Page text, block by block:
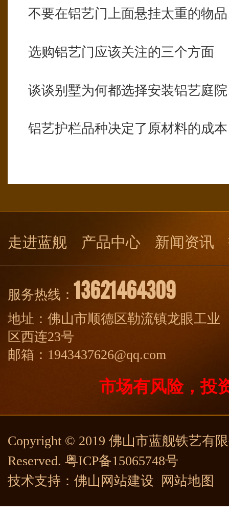
不要在铝艺门上面悬挂太重的物
选购铝艺门应该关注的三个方面
谈谈别墅为何都选择安装铝艺庭
铝艺护栏品种决定了原材料的成
走进蓝舰 产品中心 新闻资讯
服务热线： 13621464309
地址：佛山市顺德区勒流镇龙眼工业
区西连23号
邮箱：1943437626@qq.com
市场有风险，投
Copyright © 2019 佛山市蓝舰铁艺有
Reserved. 粤ICP备15065748号
技术支持： 佛山网站建设 网站地图